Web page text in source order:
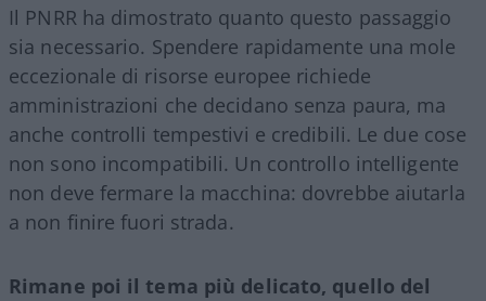
Il PNRR ha dimostrato quanto questo passaggio
sia necessario. Spendere rapidamente una mole
eccezionale di risorse europee richiede
amministrazioni che decidano senza paura, ma
anche controlli tempestivi e credibili. Le due cose
non sono incompatibili. Un controllo intelligente
non deve fermare la macchina: dovrebbe aiutarla
a non finire fuori strada.
Rimane poi il tema più delicato, quello del